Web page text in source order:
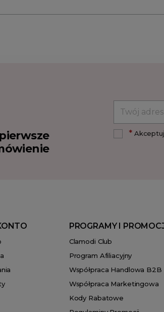
*
PROGRAMY I
Clamodi Club
Program Afiliacyjny
Współpraca Handlowa B2B
Współpraca Marketingowa
Kody Rabatowe